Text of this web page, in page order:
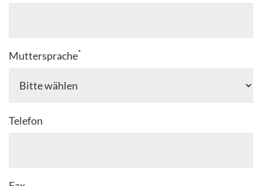
Muttersprache*
Telefon